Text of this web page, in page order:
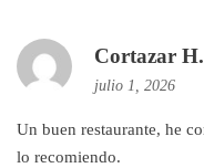
Cortazar H.
julio 1, 2026
Un buen restaurante, he
lo recomiendo.